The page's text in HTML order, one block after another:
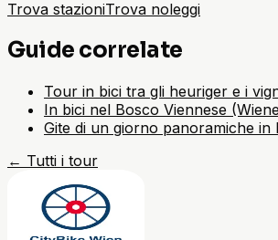
Trova stazioniTrova noleggi
Guide correlate
Tour in bici tra gli heuriger e i
In bici nel Bosco Viennese
Gite di un giorno panoramiche in
← Tutti i tour